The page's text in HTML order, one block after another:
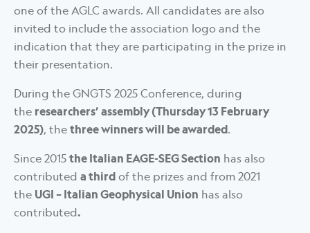
one of the AGLC awards. All candidates are also
invited to include the association logo and the
indication that they are participating in the prize in
their presentation.
During the GNGTS 2025 Conference, during
the researchers’ assembly (Thursday 13 February
2025), the three winners will be awarded.
Since 2015 the Italian EAGE-SEG Section has also
contributed a third of the prizes and from 2021
the UGI – Italian Geophysical Union has also
contributed.